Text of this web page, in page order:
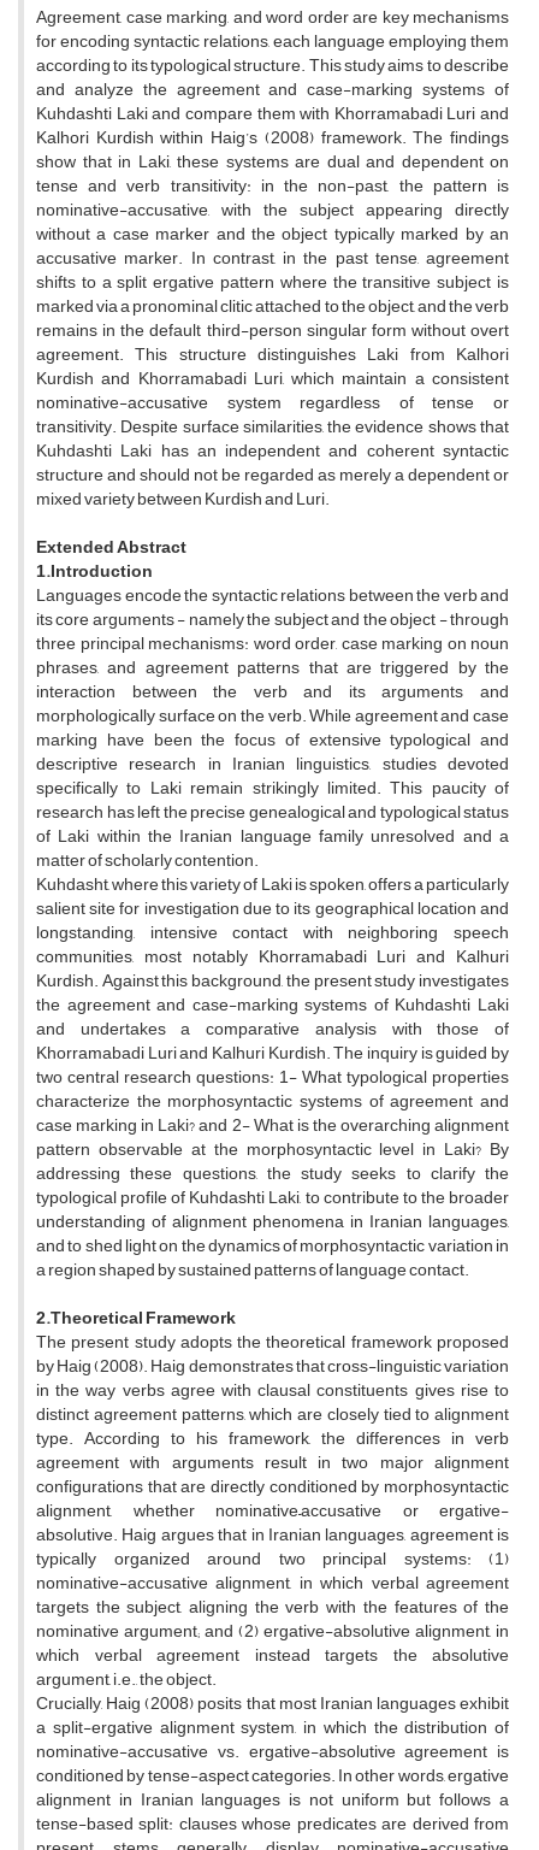
Agreement, case marking, and word order are key mechanisms
for encoding syntactic relations, each language employing them
according to its typological structure. This study aims to describe
and analyze the agreement and case-marking systems of
Kuhdashti Laki and compare them with Khorramabadi Luri and
Kalhori Kurdish within Haig’s (2008) framework. The findings
show that in Laki, these systems are dual and dependent on
tense and verb transitivity: in the non-past, the pattern is
nominative-accusative, with the subject appearing directly
without a case marker and the object typically marked by an
accusative marker. In contrast, in the past tense, agreement
shifts to a split ergative pattern where the transitive subject is
marked via a pronominal clitic attached to the object, and the verb
remains in the default third-person singular form without overt
agreement. This structure distinguishes Laki from Kalhori
Kurdish and Khorramabadi Luri, which maintain a consistent
nominative-accusative system regardless of tense or
transitivity. Despite surface similarities, the evidence shows that
Kuhdashti Laki has an independent and coherent syntactic
structure and should not be regarded as merely a dependent or
mixed variety between Kurdish and Luri.
Extended Abstract
1.Introduction
Languages encode the syntactic relations between the verb and
its core arguments - namely the subject and the object - through
three principal mechanisms: word order, case marking on noun
phrases, and agreement patterns that are triggered by the
interaction between the verb and its arguments and
morphologically surface on the verb. While agreement and case
marking have been the focus of extensive typological and
descriptive research in Iranian linguistics, studies devoted
specifically to Laki remain strikingly limited. This paucity of
research has left the precise genealogical and typological status
of Laki within the Iranian language family unresolved and a
matter of scholarly contention.
Kuhdasht, where this variety of Laki is spoken, offers a particularly
salient site for investigation due to its geographical location and
longstanding, intensive contact with neighboring speech
communities, most notably Khorramabadi Luri and Kalhuri
Kurdish. Against this background, the present study investigates
the agreement and case-marking systems of Kuhdashti Laki
and undertakes a comparative analysis with those of
Khorramabadi Luri and Kalhuri Kurdish. The inquiry is guided by
two central research questions: 1- What typological properties
characterize the morphosyntactic systems of agreement and
case marking in Laki? and 2- What is the overarching alignment
pattern observable at the morphosyntactic level in Laki? By
addressing these questions, the study seeks to clarify the
typological profile of Kuhdashti Laki, to contribute to the broader
understanding of alignment phenomena in Iranian languages,
and to shed light on the dynamics of morphosyntactic variation in
a region shaped by sustained patterns of language contact.
2.Theoretical Framework
The present study adopts the theoretical framework proposed
by Haig (2008). Haig demonstrates that cross-linguistic variation
in the way verbs agree with clausal constituents gives rise to
distinct agreement patterns, which are closely tied to alignment
type. According to his framework, the differences in verb
agreement with arguments result in two major alignment
configurations that are directly conditioned by morphosyntactic
alignment, whether nominative–accusative or ergative-
absolutive. Haig argues that in Iranian languages, agreement is
typically organized around two principal systems: (1)
nominative-accusative alignment, in which verbal agreement
targets the subject, aligning the verb with the features of the
nominative argument; and (2) ergative-absolutive alignment, in
which verbal agreement instead targets the absolutive
argument, i.e., the object.
Crucially, Haig (2008) posits that most Iranian languages exhibit
a split-ergative alignment system, in which the distribution of
nominative-accusative vs. ergative-absolutive agreement is
conditioned by tense-aspect categories. In other words, ergative
alignment in Iranian languages is not uniform but follows a
tense-based split: clauses whose predicates are derived from